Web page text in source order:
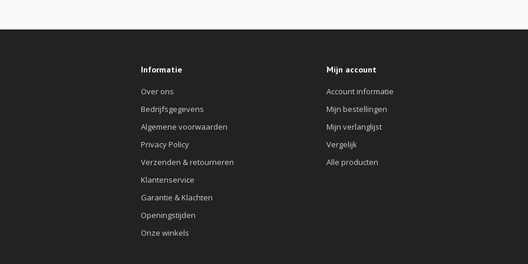
Informatie
Over ons
Bedrijfsgegevens
Algemene voorwaarden
Privacy Policy
Verzenden & retourneren
Klantenservice
Garantie & Klachten
Openingstijden
Onze winkels
Mijn account
Account informatie
Mijn bestellingen
Mijn verlanglijst
Vergelijk
Alle producten